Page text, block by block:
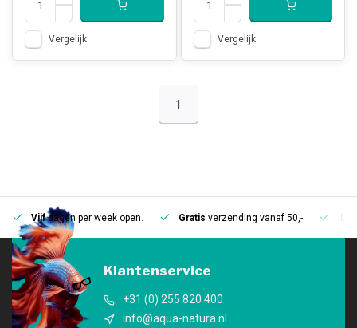
Vergelijk Vergelijk
1
Vijfdagen per week open. Gratis verzending vanaf 50,-
Klantenservice
+31 (0) 255 820 400
info@aqua-natura.nl